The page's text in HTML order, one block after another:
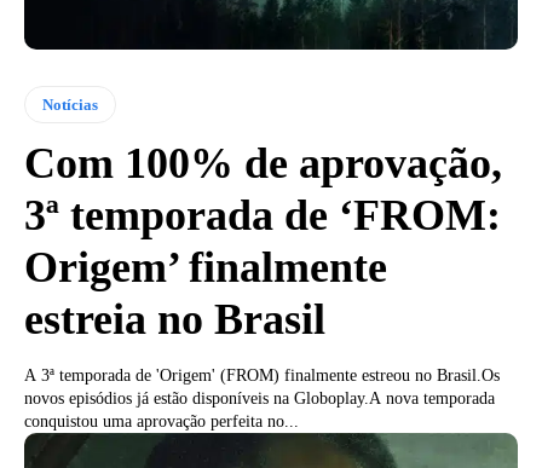
Notícias
Com 100% de aprovação,
3ª temporada de ‘FROM:
Origem’ finalmente
estreia no Brasil
A 3ª temporada de 'Origem' (FROM) finalmente estreou no Brasil.Os
novos episódios já estão disponíveis na Globoplay.A nova temporada
conquistou uma aprovação perfeita no...